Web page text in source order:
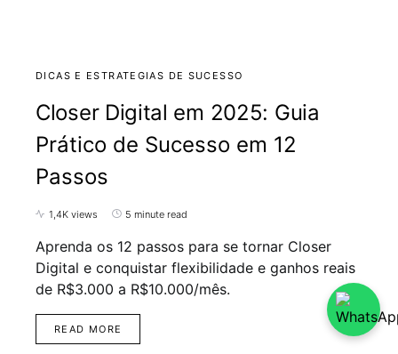
DICAS E ESTRATEGIAS DE SUCESSO
Closer Digital em 2025: Guia
Prático de Sucesso em 12
Passos
1,4K views 5 minute read
Aprenda os 12 passos para se tornar Closer
Digital e conquistar flexibilidade e ganhos reais
de R$3.000 a R$10.000/mês.
READ MORE